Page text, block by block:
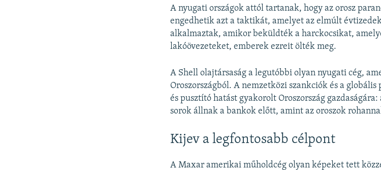
A nyugati országok attól tartanak, hogy az orosz
engedhetik azt a taktikát, amelyet az elmúlt
alkalmaztak, amikor beküldték a harckocsikat,
lakóövezeteket, emberek ezreit ölték meg.
A Shell olajtársaság a legutóbbi olyan nyugati cég,
Oroszországból. A nemzetközi szankciók és a
és pusztító hatást gyakorolt Oroszország
sorok állnak a bankok előtt, amint az oroszok
Kijev a legfontosabb célpont
A Maxar amerikai műholdcég olyan képeket tett